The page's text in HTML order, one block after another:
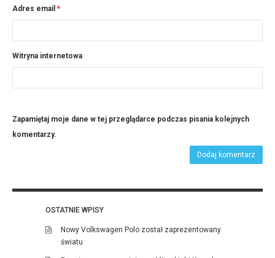
Adres email *
Witryna internetowa
Zapamiętaj moje dane w tej przeglądarce podczas pisania kolejnych
komentarzy.
OSTATNIE WPISY
Nowy Volkswagen Polo został zaprezentowany
światu